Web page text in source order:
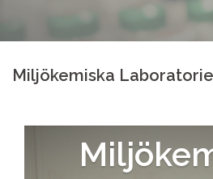
Miljökemiska